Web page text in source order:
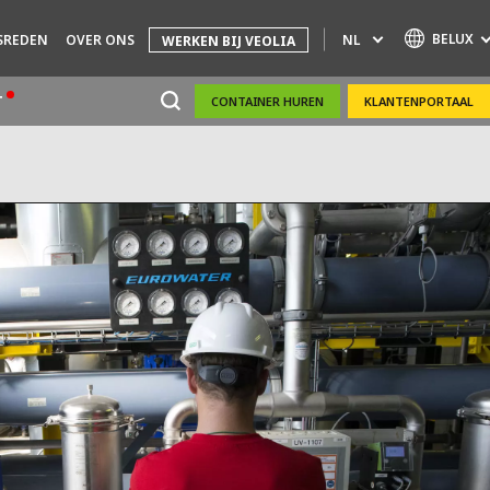
OVER ONS WERKEN BIJ VEOLIA NL BELUX
AIR QUALITY
ENGINEERING & CONSULTING
HAZARDOUS WASTE EUROPE
INDUSTRIES GLOBAL SOLUTIONS
NUCLEAR SOLUTIONS
OFIS
SEDE BENELUX
VEOLIA AGRICULTURE
CONTAINER HUREN KLANTENPORTAAL